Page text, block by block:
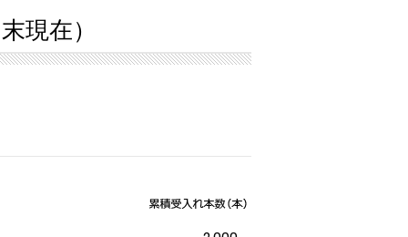
現在）